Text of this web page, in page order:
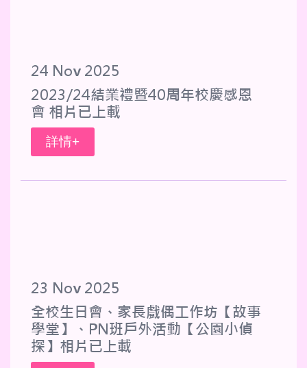
24 Nov 2025
2023/24結業禮暨40周年校慶感恩
會 相片已上載
詳情+
23 Nov 2025
全校生日會、家長戲偶工作坊【故事
學堂】、PN班戶外活動【公園小偵
探】相片已上載